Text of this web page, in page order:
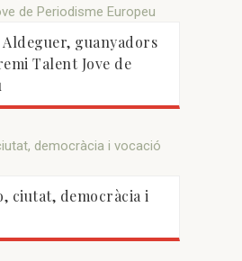
Aldeguer, guanyadors
Talent Jove de
ciutat, democràcia i